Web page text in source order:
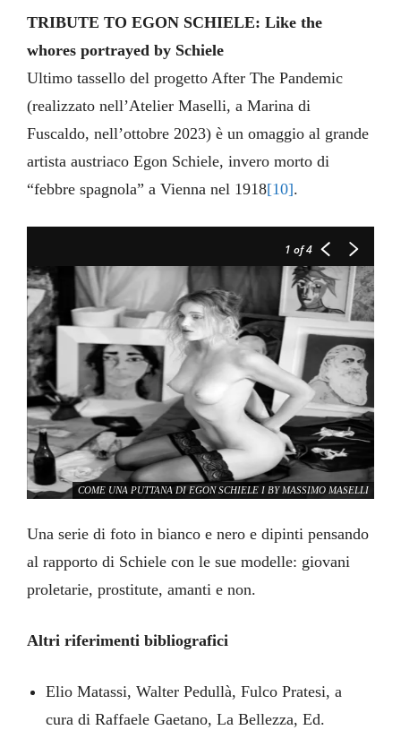
TRIBUTE TO EGON SCHIELE:Like the
whores portrayed by Schiele
Ultimo tassello del progetto After The Pandemic
(realizzato nell’Atelier Maselli, a Marina di
Fuscaldo, nell’ottobre 2023) è un omaggio al grande
artista austriaco Egon Schiele, invero morto di
“febbre spagnola” a Vienna nel 1918[10].
1 of 4
COME UNA PUTTANA DI EGON SCHIELE I BY MASSIMO MASELLI
COME UNA PUTTANA DI EGON SCHIELE (2025), DIPINTO DI MASSIMO
MASELLI, T. M. SU TELA 80X80 CM.
Una serie di foto in bianco e nero e dipinti pensando
al rapporto di Schiele con le sue modelle: giovani
proletarie, prostitute, amanti e non.
Altri riferimenti bibliografici
Elio Matassi, Walter Pedullà, Fulco Pratesi, a
cura di Raffaele Gaetano, La Bellezza, Ed.